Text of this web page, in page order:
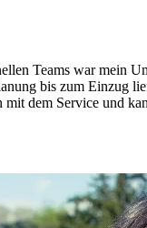
Teams war mein
bis zum Einzug
mit dem Service und